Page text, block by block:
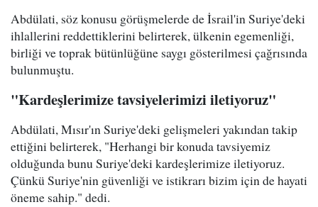
Abdülati, söz konusu görüşmelerde de İsrail'in Suriye'deki
ihlallerini reddettiklerini belirterek, ülkenin egemenliği,
birliği ve toprak bütünlüğüne saygı gösterilmesi çağrısında
bulunmuştu.
"Kardeşlerimize tavsiyelerimizi iletiyoruz"
Abdülati, Mısır'ın Suriye'deki gelişmeleri yakından takip
ettiğini belirterek, "Herhangi bir konuda tavsiyemiz
olduğunda bunu Suriye'deki kardeşlerimize iletiyoruz.
Çünkü Suriye'nin güvenliği ve istikrarı bizim için de hayati
öneme sahip." dedi.